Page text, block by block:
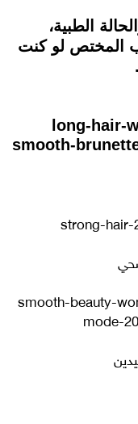
الطبية،
المختص لو كنت